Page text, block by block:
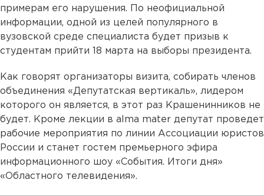
примерам его нарушения. По неофициальной
информации, одной из целей популярного в
вузовской среде специалиста будет призыв к
студентам прийти 18 марта на выборы президента.
Как говорят организаторы визита, собирать членов
объединения «Депутатская вертикаль», лидером
которого он является, в этот раз Крашенинников не
будет. Кроме лекции в alma mater депутат проведет
рабочие мероприятия по линии Ассоциации юристов
России и станет гостем премьерного эфира
информационного шоу «События. Итоги дня»
«Областного телевидения».